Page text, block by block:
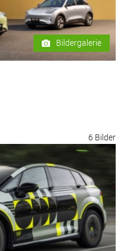
Bildergalerie
6 Bilder